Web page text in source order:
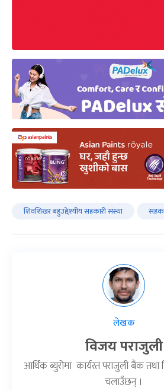
शिवशिखर बहुउद्देश्यीय सहकारी संस्था
लेखक
विजय पराजुली
आर्थिक ब्युरोमा कार्यरत पराजुली बैंक तथा
चलाउँछन् ।